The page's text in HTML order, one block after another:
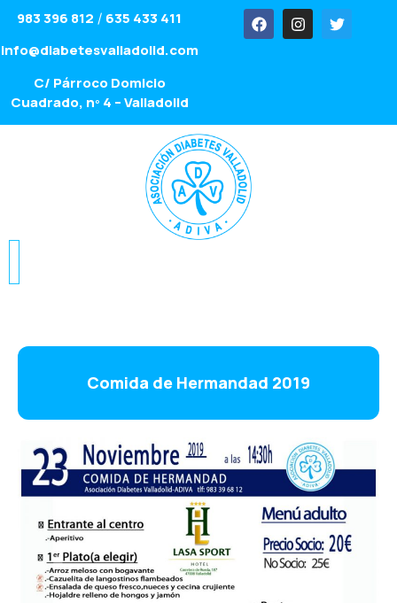
983 396 812 / 635 433 411
info@diabetesvalladolid.com
C/ Párroco Domicio
Cuadrado, nº 4 – Valladolid
Comida de Hermandad 2019